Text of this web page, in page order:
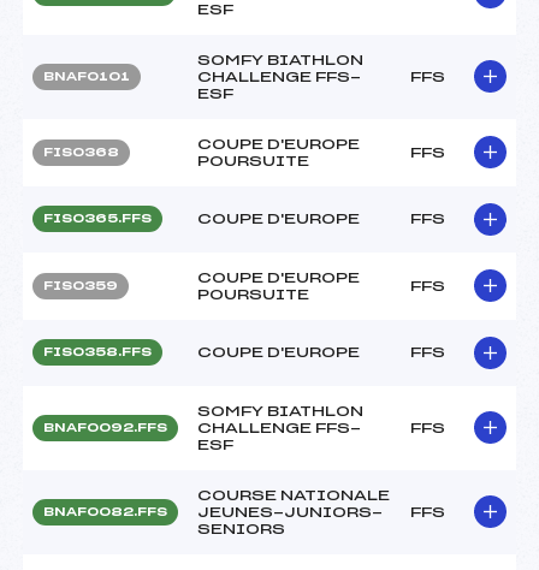
ESF
BNAF0101
SOMFY BIATHLON
CHALLENGE FFS-
ESF
FFS
FIS0368
COUPE D'EUROPE
POURSUITE
FFS
FIS0365.FFS COUPE D'EUROPE FFS
FIS0359
COUPE D'EUROPE
POURSUITE
FFS
FIS0358.FFS COUPE D'EUROPE FFS
BNAF0092.FFS
SOMFY BIATHLON
CHALLENGE FFS-
ESF
FFS
BNAF0082.FFS
COURSE NATIONALE
JEUNES-JUNIORS-
SENIORS
FFS